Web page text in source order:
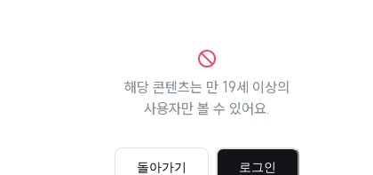
해당 콘텐츠는 만 19세 이상의
사용자만 볼 수 있어요.
돌아가기 로그인